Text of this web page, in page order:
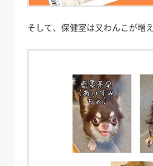
そして、保健室は又わんこが増